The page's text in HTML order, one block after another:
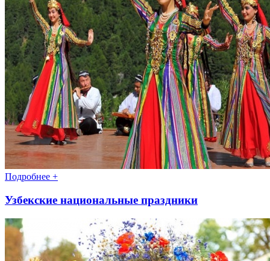
Подробнее +
Узбекские национальные праздники